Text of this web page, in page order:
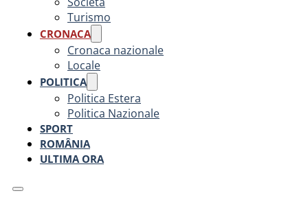
Turismo
CRONACA
Cronaca nazionale
Locale
POLITICA
Politica Estera
Politica Nazionale
SPORT
ROMÂNIA
ULTIMA ORA